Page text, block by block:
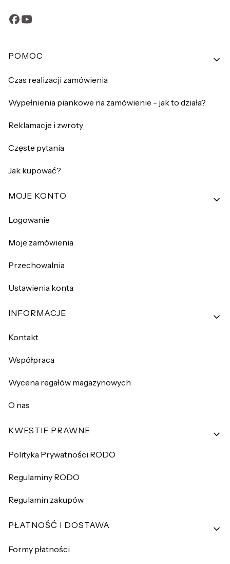
Linki w stopce
POMOC
Czas realizacji zamówienia
Wypełnienia piankowe na zamówienie - jak to działa?
Reklamacje i zwroty
Częste pytania
Jak kupować?
MOJE KONTO
Logowanie
Moje zamówienia
Przechowalnia
Ustawienia konta
INFORMACJE
Kontakt
Współpraca
Wycena regałów magazynowych
O nas
KWESTIE PRAWNE
Polityka Prywatności RODO
Regulaminy RODO
Regulamin zakupów
PŁATNOŚĆ I DOSTAWA
Formy płatności